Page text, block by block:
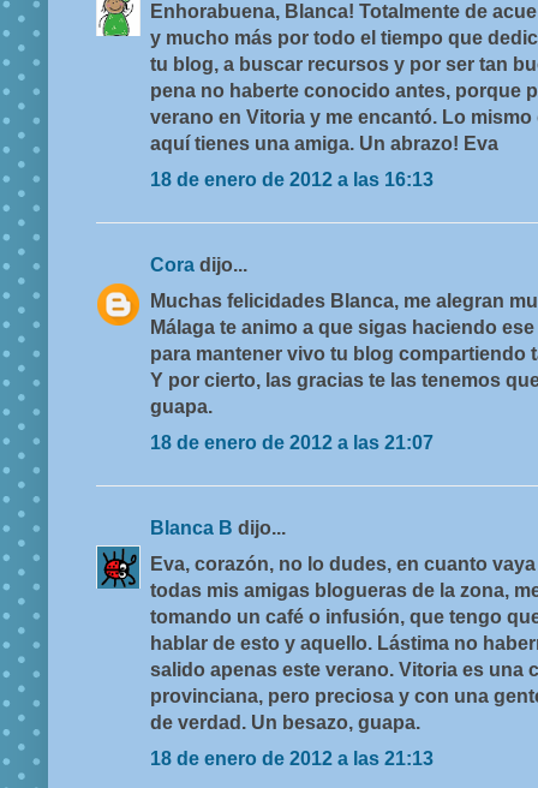
Enhorabuena, Blanca! Totalmente de
y mucho más por todo el tiempo que
tu blog, a buscar recursos y por ser tan
pena no haberte conocido antes, porque
verano en Vitoria y me encantó. Lo
aquí tienes una amiga. Un abrazo! Eva
18 de enero de 2012 a las 16:13
Cora dijo...
Muchas felicidades Blanca, me alegran
Málaga te animo a que sigas haciendo
para mantener vivo tu blog compartiendo
Y por cierto, las gracias te las tenemos
guapa.
18 de enero de 2012 a las 21:07
Blanca B dijo...
Eva, corazón, no lo dudes, en cuanto
todas mis amigas blogueras de la zona,
tomando un café o infusión, que tengo
hablar de esto y aquello. Lástima no
salido apenas este verano. Vitoria es una
provinciana, pero preciosa y con una
de verdad. Un besazo, guapa.
18 de enero de 2012 a las 21:13